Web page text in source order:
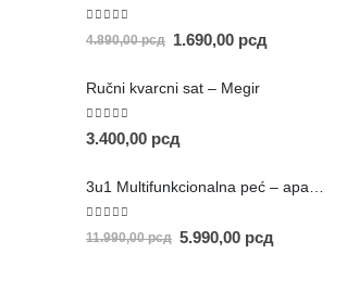
4.890,00рсд 1.690,00 рсд
Ručni kvarcni sat – Megir
5.00out of 5
3.400,00 рсд
11.990,00рсд 5.990,00 рсд